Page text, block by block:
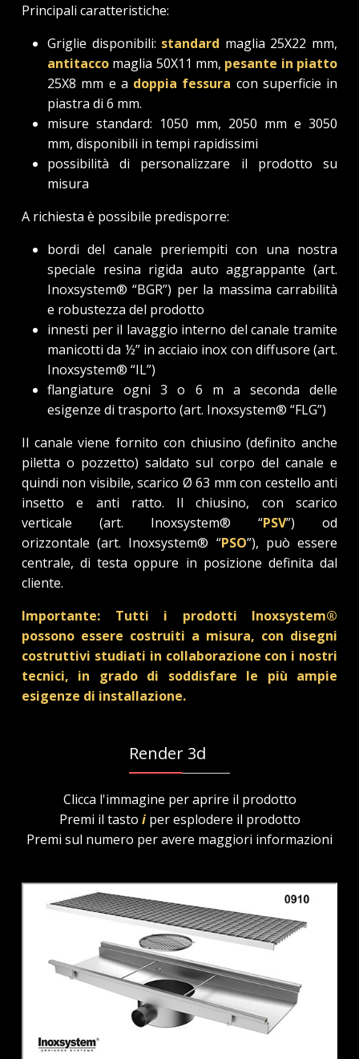
Principali caratteristiche:
Griglie disponibili: standard maglia 25X22 mm,
antitacco maglia 50X11 mm, pesante in piatto
25X8 mm e a doppia fessura con superficie in
piastra di 6 mm.
misure standard: 1050 mm, 2050 mm e 3050
mm, disponibili in tempi rapidissimi
possibilità di personalizzare il prodotto su
misura
A richiesta è possibile predisporre:
bordi del canale preriempiti con una nostra
speciale resina rigida auto aggrappante (art.
Inoxsystem® “BGR”) per la massima carrabilità
e robustezza del prodotto
innesti per il lavaggio interno del canale tramite
manicotti da ½” in acciaio inox con diffusore (art.
Inoxsystem® “IL”)
flangiature ogni 3 o 6 m a seconda delle
esigenze di trasporto (art. Inoxsystem® “FLG”)
Il canale viene fornito con chiusino (definito anche
piletta o pozzetto) saldato sul corpo del canale e
quindi non visibile, scarico Ø 63 mm con cestello anti
insetto e anti ratto. Il chiusino, con scarico
verticale (art. Inoxsystem® “PSV”) od
orizzontale (art. Inoxsystem® “PSO”), può essere
centrale, di testa oppure in posizione definita dal
cliente.
Importante: Tutti i prodotti Inoxsystem®
possono essere costruiti a misura, con disegni
costruttivi studiati in collaborazione con i nostri
tecnici, in grado di soddisfare le più ampie
esigenze di installazione.
Render 3d
Clicca l'immagine per aprire il prodotto
Premi il tasto iper esplodere il prodotto
Premi sul numero per avere maggiori informazioni